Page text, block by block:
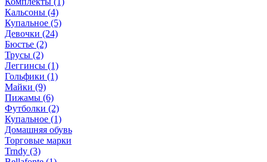
Кальсоны (4)
Купальное (5)
Девочки (24)
Бюстье (2)
Трусы (2)
Леггинсы (1)
Гольфики (1)
Майки (9)
Пижамы (6)
Футболки (2)
Купальное (1)
Домашняя обувь
Торговые марки
Trndy (3)